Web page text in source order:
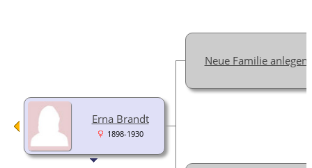
Erna Brandt
1898-1930
Neue Familie anlegen